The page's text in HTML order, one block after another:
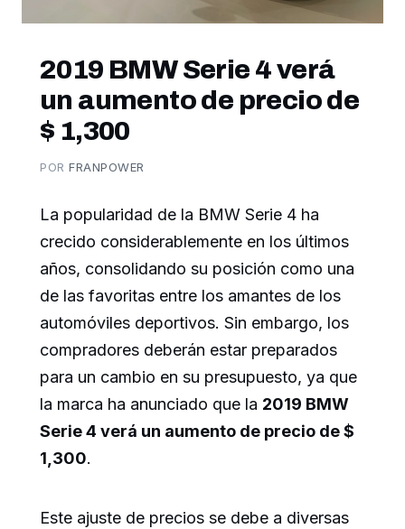
2019 BMW Serie 4 verá
un aumento de precio de
$ 1,300
PORFRANPOWER
La popularidad de la BMW Serie 4 ha
crecido considerablemente en los últimos
años, consolidando su posición como una
de las favoritas entre los amantes de los
automóviles deportivos. Sin embargo, los
compradores deberán estar preparados
para un cambio en su presupuesto, ya que
la marca ha anunciado que la 2019 BMW
Serie 4 verá un aumento de precio de $
1,300.
Este ajuste de precios se debe a diversas